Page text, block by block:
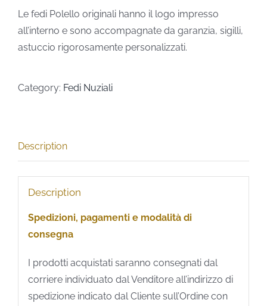
Le fedi Polello originali hanno il logo impresso
all’interno e sono accompagnate da garanzia, sigilli,
astuccio rigorosamente personalizzati.
Category: Fedi Nuziali
Description
Description
Spedizioni, pagamenti e modalità di
consegna
I prodotti acquistati saranno consegnati dal
corriere individuato dal Venditore all’indirizzo di
spedizione indicato dal Cliente sull’Ordine con